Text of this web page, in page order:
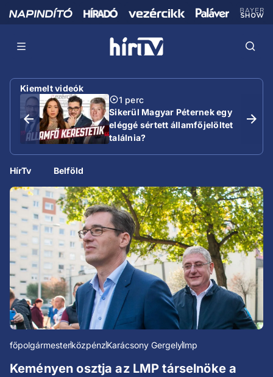
Kiemelt videók
1 perc
Sikerül Magyar Péternek egy
eléggé sértett államfőjelöltet
találnia?
HírTv Belföld
főpolgármesterközpénzKarácsony Gergelylmp
Keményen osztja az LMP társelnöke a